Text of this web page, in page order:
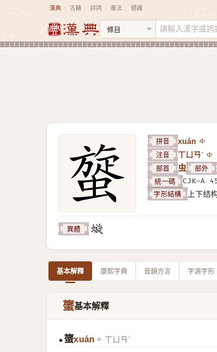
漢典 古籍 詩詞 書法 通識
拼音 xuán
注音 ㄒㄩㄢˊ
部首 虫 部外
統一碼 CJK-A
字形結構 上下结
異體
基本解釋 康熙字典 音韻方言 字源字形
䗠基本解釋
● 䗠xuán ㄒㄩㄢˊ